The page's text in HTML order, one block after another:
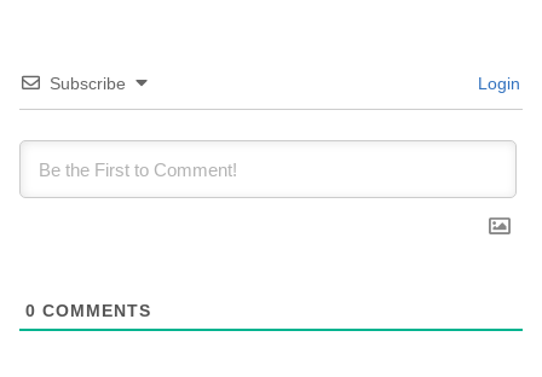
Subscribe Login
0 COMMENTS